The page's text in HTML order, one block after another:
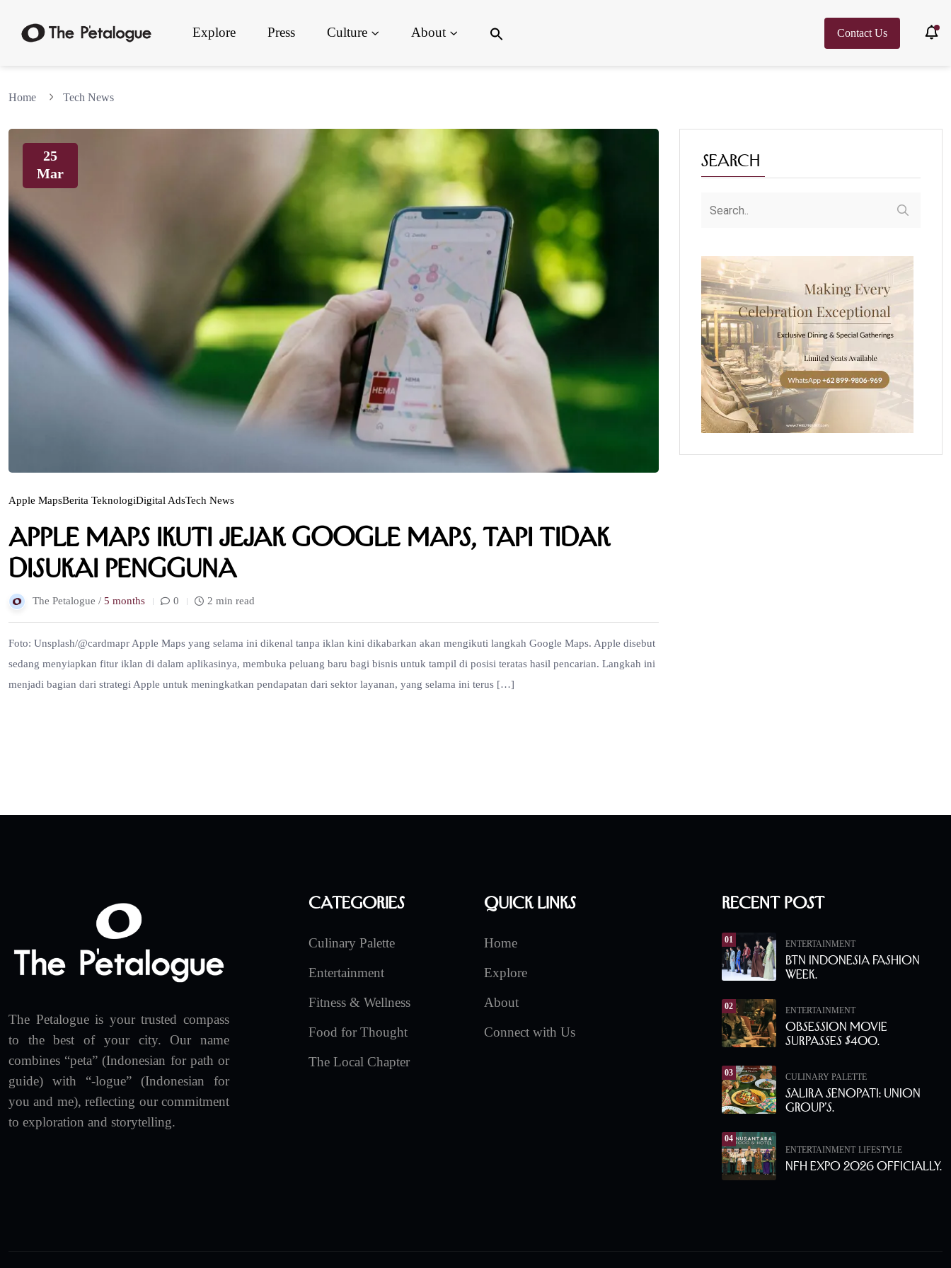
Explore Press Culture About Contact Us
Home Tech News
25
Mar
Apple MapsBerita TeknologiDigital AdsTech News
Apple Maps Ikuti Jejak Google Maps, Tapi Tidak
Disukai Pengguna
The Petalogue / 5 months 0 2 min read
Foto: Unsplash/@cardmapr Apple Maps yang selama ini dikenal tanpa iklan kini dikabarkan akan mengikuti langkah Google Maps. Apple disebut
sedang menyiapkan fitur iklan di dalam aplikasinya, membuka peluang baru bagi bisnis untuk tampil di posisi teratas hasil pencarian. Langkah ini
menjadi bagian dari strategi Apple untuk meningkatkan pendapatan dari sektor layanan, yang selama ini terus […]
Search
The Petalogue is your trusted compass
to the best of your city. Our name
combines “peta” (Indonesian for path or
guide) with “-logue” (Indonesian for
you and me), reflecting our commitment
to exploration and storytelling.
Categories
Culinary Palette
Entertainment
Fitness & Wellness
Food for Thought
The Local Chapter
Quick Links
Home
Explore
About
Connect with Us
Recent Post
01 ENTERTAINMENT
BTN Indonesia Fashion
Week.
02 ENTERTAINMENT
Obsession Movie
Surpasses $400.
03 CULINARY PALETTE
Salira Senopati: Union
Group’s.
04
ENTERTAINMENT LIFESTYLE
NFH Expo 2026 Officially.